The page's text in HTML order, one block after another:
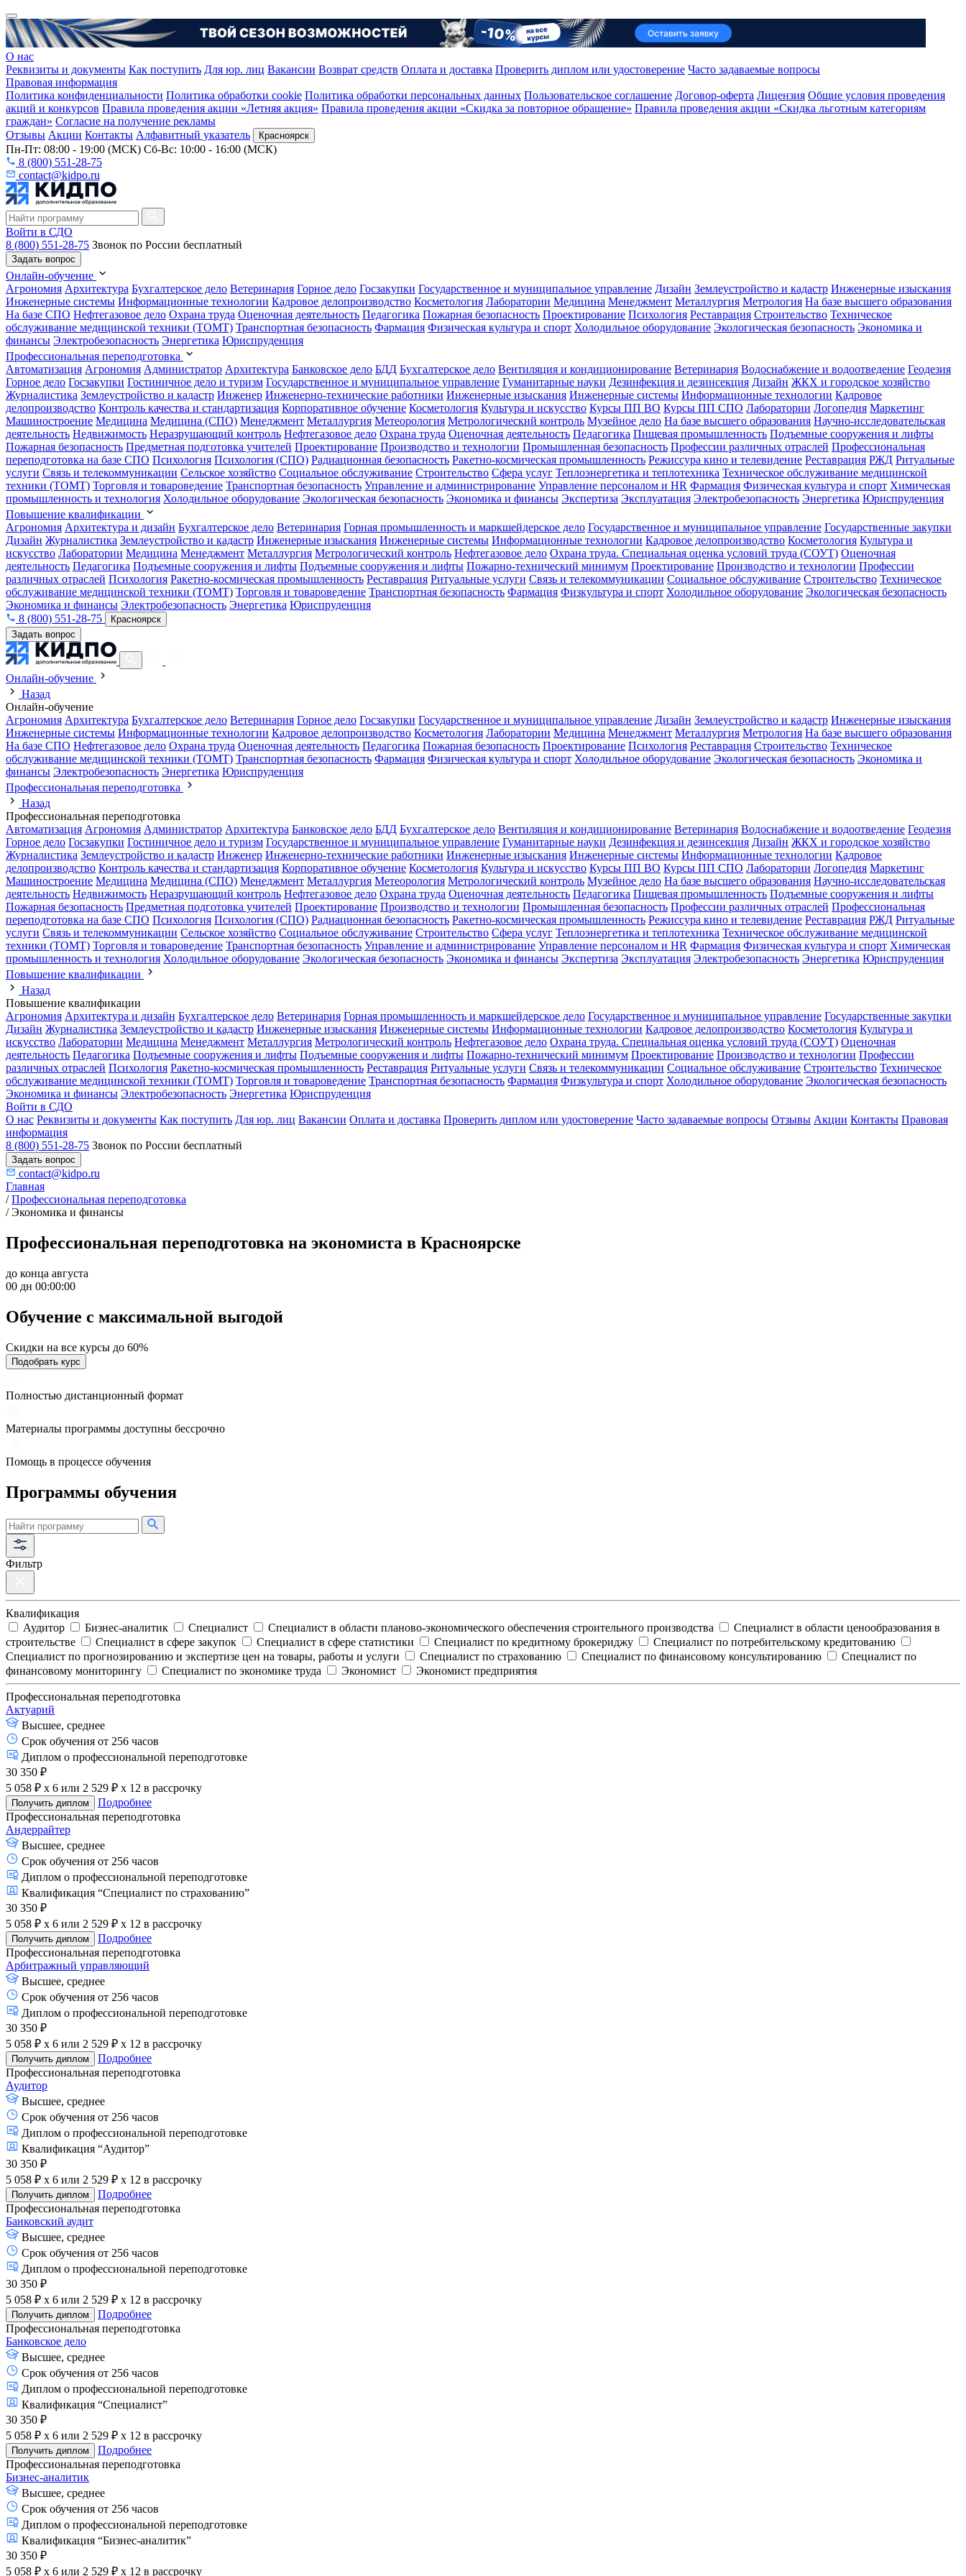
О нас
Реквизиты и документы Как поступить Для юр. лиц Вакансии Возврат средств Оплата и доставка Проверить диплом или удостоверение Часто задаваемые вопросы
Правовая информация
Политика конфиденциальности Политика обработки cookie Политика обработки персональных данных Пользовательское соглашение Договор-оферта Лицензия Общие условия проведения
акций и конкурсов Правила проведения акции «Летняя акция» Правила проведения акции «Скидка за повторное обращение» Правила проведения акции «Скидка льготным категориям
граждан» Согласие на получение рекламы
Отзывы Акции Контакты Алфавитный указатель Красноярск
Пн-Пт: 08:00 - 19:00 (МСК) Сб-Вс: 10:00 - 16:00 (МСК)
8 (800) 551-28-75
contact@kidpo.ru
Войти в СДО
8 (800) 551-28-75 Звонок по России бесплатный
Задать вопрос
Онлайн-обучение
Агрономия Архитектура Бухгалтерское дело Ветеринария Горное дело Госзакупки Государственное и муниципальное управление Дизайн Землеустройство и кадастр Инженерные изыскания
Инженерные системы Информационные технологии Кадровое делопроизводство Косметология Лаборатории Медицина Менеджмент Металлургия Метрология На базе высшего образования
На базе СПО Нефтегазовое дело Охрана труда Оценочная деятельность Педагогика Пожарная безопасность Проектирование Психология Реставрация Строительство Техническое
обслуживание медицинской техники (ТОМТ) Транспортная безопасность Фармация Физическая культура и спорт Холодильное оборудование Экологическая безопасность Экономика и
финансы Электробезопасность Энергетика Юриспруденция
Профессиональная переподготовка
Автоматизация Агрономия Администратор Архитектура Банковское дело БДД Бухгалтерское дело Вентиляция и кондиционирование Ветеринария Водоснабжение и водоотведение Геодезия
Горное дело Госзакупки Гостиничное дело и туризм Государственное и муниципальное управление Гуманитарные науки Дезинфекция и дезинсекция Дизайн ЖКХ и городское хозяйство
Журналистика Землеустройство и кадастр Инженер Инженерно-технические работники Инженерные изыскания Инженерные системы Информационные технологии Кадровое
делопроизводство Контроль качества и стандартизация Корпоративное обучение Косметология Культура и искусство Курсы ПП ВО Курсы ПП СПО Лаборатории Логопедия Маркетинг
Машиностроение Медицина Медицина (СПО) Менеджмент Металлургия Метеорология Метрологический контроль Музейное дело На базе высшего образования Научно-исследовательская
деятельность Недвижимость Неразрушающий контроль Нефтегазовое дело Охрана труда Оценочная деятельность Педагогика Пищевая промышленность Подъемные сооружения и лифты
Пожарная безопасность Предметная подготовка учителей Проектирование Производство и технологии Промышленная безопасность Профессии различных отраслей Профессиональная
переподготовка на базе СПО Психология Психология (СПО) Радиационная безопасность Ракетно-космическая промышленность Режиссура кино и телевидение Реставрация РЖД Ритуальные
услуги Связь и телекоммуникации Сельское хозяйство Социальное обслуживание Строительство Сфера услуг Теплоэнергетика и теплотехника Техническое обслуживание медицинской
техники (ТОМТ) Торговля и товароведение Транспортная безопасность Управление и администрирование Управление персоналом и HR Фармация Физическая культура и спорт Химическая
промышленность и технология Холодильное оборудование Экологическая безопасность Экономика и финансы Экспертиза Эксплуатация Электробезопасность Энергетика Юриспруденция
Повышение квалификации
Агрономия Архитектура и дизайн Бухгалтерское дело Ветеринария Горная промышленность и маркшейдерское дело Государственное и муниципальное управление Государственные закупки
Дизайн Журналистика Землеустройство и кадастр Инженерные изыскания Инженерные системы Информационные технологии Кадровое делопроизводство Косметология Культура и
искусство Лаборатории Медицина Менеджмент Металлургия Метрологический контроль Нефтегазовое дело Охрана труда. Специальная оценка условий труда (СОУТ) Оценочная
деятельность Педагогика Подъемные сооружения и лифты Подъемные сооружения и лифты Пожарно-технический минимум Проектирование Производство и технологии Профессии
различных отраслей Психология Ракетно-космическая промышленность Реставрация Ритуальные услуги Связь и телекоммуникации Социальное обслуживание Строительство Техническое
обслуживание медицинской техники (ТОМТ) Торговля и товароведение Транспортная безопасность Фармация Физкультура и спорт Холодильное оборудование Экологическая безопасность
Экономика и финансы Электробезопасность Энергетика Юриспруденция
8 (800) 551-28-75
Красноярск
Задать вопрос
Онлайн-обучение
Назад
Онлайн-обучение
Агрономия Архитектура Бухгалтерское дело Ветеринария Горное дело Госзакупки Государственное и муниципальное управление Дизайн Землеустройство и кадастр Инженерные изыскания
Инженерные системы Информационные технологии Кадровое делопроизводство Косметология Лаборатории Медицина Менеджмент Металлургия Метрология На базе высшего образования
На базе СПО Нефтегазовое дело Охрана труда Оценочная деятельность Педагогика Пожарная безопасность Проектирование Психология Реставрация Строительство Техническое
обслуживание медицинской техники (ТОМТ) Транспортная безопасность Фармация Физическая культура и спорт Холодильное оборудование Экологическая безопасность Экономика и
финансы Электробезопасность Энергетика Юриспруденция
Профессиональная переподготовка
Назад
Профессиональная переподготовка
Автоматизация Агрономия Администратор Архитектура Банковское дело БДД Бухгалтерское дело Вентиляция и кондиционирование Ветеринария Водоснабжение и водоотведение Геодезия
Горное дело Госзакупки Гостиничное дело и туризм Государственное и муниципальное управление Гуманитарные науки Дезинфекция и дезинсекция Дизайн ЖКХ и городское хозяйство
Журналистика Землеустройство и кадастр Инженер Инженерно-технические работники Инженерные изыскания Инженерные системы Информационные технологии Кадровое
делопроизводство Контроль качества и стандартизация Корпоративное обучение Косметология Культура и искусство Курсы ПП ВО Курсы ПП СПО Лаборатории Логопедия Маркетинг
Машиностроение Медицина Медицина (СПО) Менеджмент Металлургия Метеорология Метрологический контроль Музейное дело На базе высшего образования Научно-исследовательская
деятельность Недвижимость Неразрушающий контроль Нефтегазовое дело Охрана труда Оценочная деятельность Педагогика Пищевая промышленность Подъемные сооружения и лифты
Пожарная безопасность Предметная подготовка учителей Проектирование Производство и технологии Промышленная безопасность Профессии различных отраслей Профессиональная
переподготовка на базе СПО Психология Психология (СПО) Радиационная безопасность Ракетно-космическая промышленность Режиссура кино и телевидение Реставрация РЖД Ритуальные
услуги Связь и телекоммуникации Сельское хозяйство Социальное обслуживание Строительство Сфера услуг Теплоэнергетика и теплотехника Техническое обслуживание медицинской
техники (ТОМТ) Торговля и товароведение Транспортная безопасность Управление и администрирование Управление персоналом и HR Фармация Физическая культура и спорт Химическая
промышленность и технология Холодильное оборудование Экологическая безопасность Экономика и финансы Экспертиза Эксплуатация Электробезопасность Энергетика Юриспруденция
Повышение квалификации
Назад
Повышение квалификации
Агрономия Архитектура и дизайн Бухгалтерское дело Ветеринария Горная промышленность и маркшейдерское дело Государственное и муниципальное управление Государственные закупки
Дизайн Журналистика Землеустройство и кадастр Инженерные изыскания Инженерные системы Информационные технологии Кадровое делопроизводство Косметология Культура и
искусство Лаборатории Медицина Менеджмент Металлургия Метрологический контроль Нефтегазовое дело Охрана труда. Специальная оценка условий труда (СОУТ) Оценочная
деятельность Педагогика Подъемные сооружения и лифты Подъемные сооружения и лифты Пожарно-технический минимум Проектирование Производство и технологии Профессии
различных отраслей Психология Ракетно-космическая промышленность Реставрация Ритуальные услуги Связь и телекоммуникации Социальное обслуживание Строительство Техническое
обслуживание медицинской техники (ТОМТ) Торговля и товароведение Транспортная безопасность Фармация Физкультура и спорт Холодильное оборудование Экологическая безопасность
Экономика и финансы Электробезопасность Энергетика Юриспруденция
Войти в СДО
О нас Реквизиты и документы Как поступить Для юр. лиц Вакансии Оплата и доставка Проверить диплом или удостоверение Часто задаваемые вопросы Отзывы Акции Контакты Правовая
информация
8 (800) 551-28-75 Звонок по России бесплатный
Задать вопрос
contact@kidpo.ru
Главная
/ Профессиональная переподготовка
/ Экономика и финансы
Профессиональная переподготовка на экономиста в Красноярске
до конца августа
00 дн 00:00:00
Обучение с максимальной выгодой
Скидки на все курсы до 60%
Подобрать курс
Полностью дистанционный формат
Материалы программы доступны бессрочно
Помощь в процессе обучения
Программы обучения
Фильтр
Квалификация
Аудитор
Бизнес-аналитик Специалист Специалист в области планово-экономического обеспечения строительного производства
Специалист в области ценообразования в
строительстве
Специалист в сфере закупок Специалист в сфере статистики Специалист по кредитному брокериджу
Специалист по потребительскому кредитованию
Специалист по прогнозированию и экспертизе цен на товары, работы и услуги
Специалист по страхованию Специалист по финансовому консультированию
Специалист по
финансовому мониторингу
Специалист по экономике труда Экономист Экономист предприятия
Профессиональная переподготовка
Актуарий
Высшее, среднее
Срок обучения от 256 часов
Диплом о профессиональной переподготовке
30 350 ₽
5 058 ₽ x 6 или 2 529 ₽ x 12 в рассрочку
Получить диплом
Подробнее
Профессиональная переподготовка
Андеррайтер
Высшее, среднее
Срок обучения от 256 часов
Диплом о профессиональной переподготовке
Квалификация “Специалист по страхованию”
30 350 ₽
5 058 ₽ x 6 или 2 529 ₽ x 12 в рассрочку
Получить диплом
Подробнее
Профессиональная переподготовка
Арбитражный управляющий
Высшее, среднее
Срок обучения от 256 часов
Диплом о профессиональной переподготовке
30 350 ₽
5 058 ₽ x 6 или 2 529 ₽ x 12 в рассрочку
Получить диплом
Подробнее
Профессиональная переподготовка
Аудитор
Высшее, среднее
Срок обучения от 256 часов
Диплом о профессиональной переподготовке
Квалификация “Аудитор”
30 350 ₽
5 058 ₽ x 6 или 2 529 ₽ x 12 в рассрочку
Получить диплом
Подробнее
Профессиональная переподготовка
Банковский аудит
Высшее, среднее
Срок обучения от 256 часов
Диплом о профессиональной переподготовке
30 350 ₽
5 058 ₽ x 6 или 2 529 ₽ x 12 в рассрочку
Получить диплом
Подробнее
Профессиональная переподготовка
Банковское дело
Высшее, среднее
Срок обучения от 256 часов
Диплом о профессиональной переподготовке
Квалификация “Специалист”
30 350 ₽
5 058 ₽ x 6 или 2 529 ₽ x 12 в рассрочку
Получить диплом
Подробнее
Профессиональная переподготовка
Бизнес-аналитик
Высшее, среднее
Срок обучения от 256 часов
Диплом о профессиональной переподготовке
Квалификация “Бизнес-аналитик”
30 350 ₽
5 058 ₽ x 6 или 2 529 ₽ x 12 в рассрочку